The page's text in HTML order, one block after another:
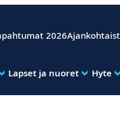
2026
Lapset ja nuoret Hyte